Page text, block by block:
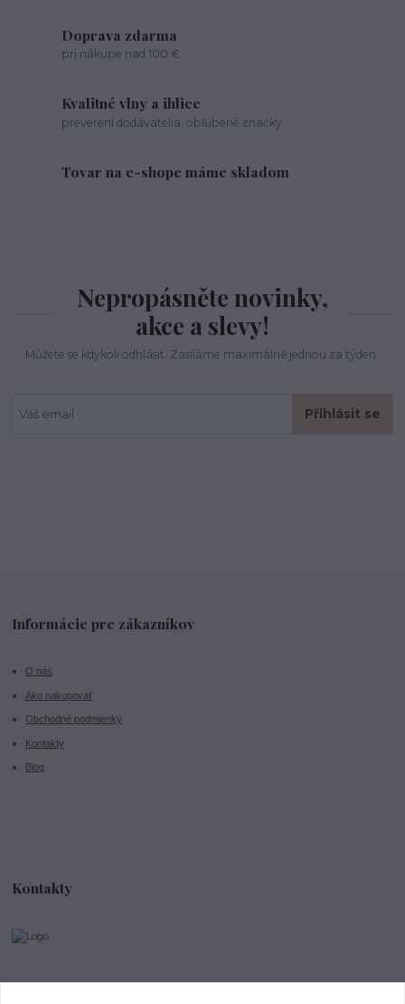
Doprava zdarma
pri nákupe nad 100 €
Kvalitné vlny a ihlice
preverení dodávatelia, obľúbené značky
Tovar na e-shope máme skladom
Nepropásněte novinky,
akce a slevy!
Můžete se kdykoli odhlásit. Zasíláme maximálně jednou za týden.
Přihlásit se
Informácie pre zákazníkov
O nás
Ako nakupovať
Obchodné podmienky
Kontakty
Blog
Kontakty